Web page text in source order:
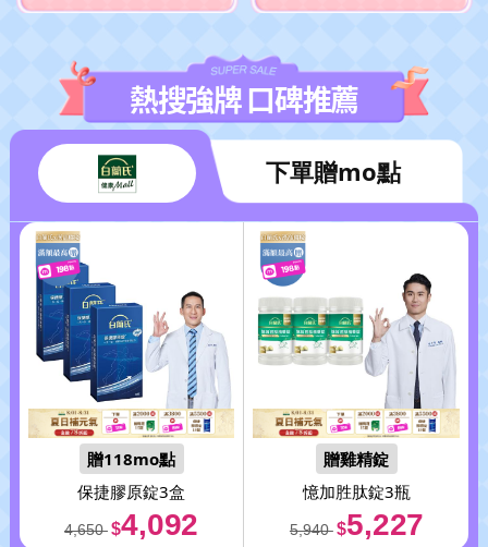
熱搜強牌 口碑推薦
下單贈mo點
贈118mo點
保捷膠原錠3盒
4,650 $4,092
贈雞精錠
憶加胜肽錠3瓶
5,940 $5,227